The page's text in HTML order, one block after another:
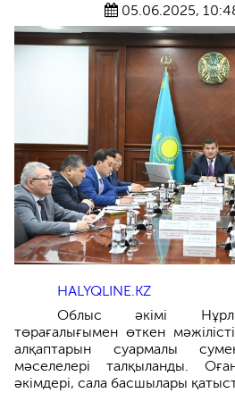
05.06.2025,
HALYQLINE.KZ
Облыс әкімі
төрағалығымен өткен
алқаптарын суармалы
мәселелері талқыланды.
әкімдері, сала басшылары